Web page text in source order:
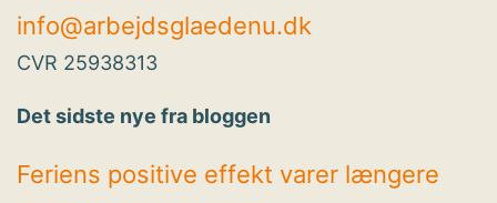
info@arbejdsglaedenu.dk
CVR 25938313
Det sidste nye fra bloggen
Feriens positive effekt varer længere